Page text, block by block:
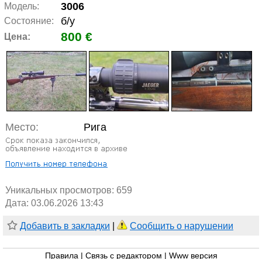
Модель: 3006
Состояние: б/у
Цена: 800 €
Место: Рига
Уникальных просмотров: 659
Дата: 03.06.2026 13:43
Добавить в закладки Сообщить о нарушении
Правила Связь с редактором Www версия